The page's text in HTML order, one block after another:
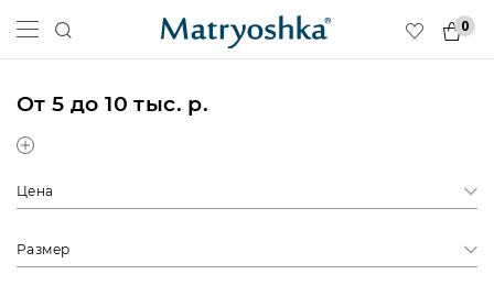
0
От 5 до 10 тыс. р.
Цена
Размер